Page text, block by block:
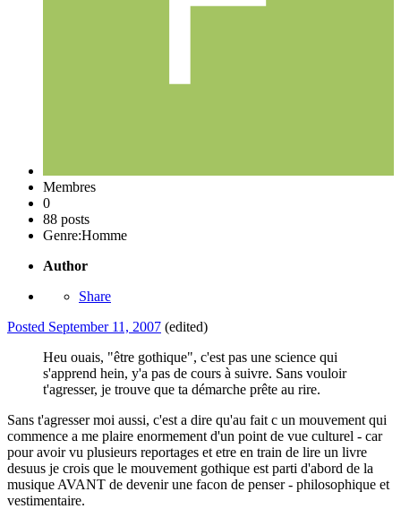
Membres
0
88 posts
Genre:Homme
Author
Share
Posted September 11, 2007 (edited)
Heu ouais, "être gothique", c'est pas une science qui
s'apprend hein, y'a pas de cours à suivre. Sans vouloir
t'agresser, je trouve que ta démarche prête au rire.
Sans t'agresser moi aussi, c'est a dire qu'au fait c un mouvement qui
commence a me plaire enormement d'un point de vue culturel - car
pour avoir vu plusieurs reportages et etre en train de lire un livre
desuus je crois que le mouvement gothique est parti d'abord de la
musique AVANT de devenir une facon de penser - philosophique et
vestimentaire.